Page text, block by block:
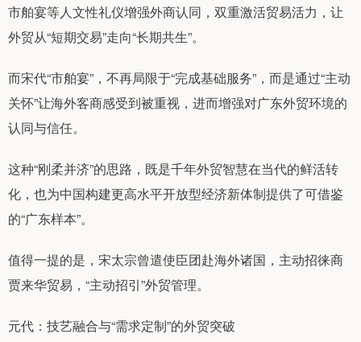
市舶宴等人文性礼仪增强外商认同，双重激活贸易活力，让
外贸从“短期交易”走向“长期共生”。
而宋代“市舶宴”，不再局限于“完成基础服务”，而是通过“主动
关怀”让海外客商感受到被重视，进而增强对广东外贸环境的
认同与信任。
这种“刚柔并济”的思路，既是千年外贸智慧在当代的鲜活转
化，也为中国构建更高水平开放型经济新体制提供了可借鉴
的“广东样本”。
值得一提的是，宋太宗曾遣使臣团赴海外诸国，主动招徕商
贾来华贸易，“主动招引”外贸管理。
元代：技艺融合与“需求定制”的外贸突破